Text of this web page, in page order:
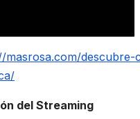
masrosa.com/
del Streaming